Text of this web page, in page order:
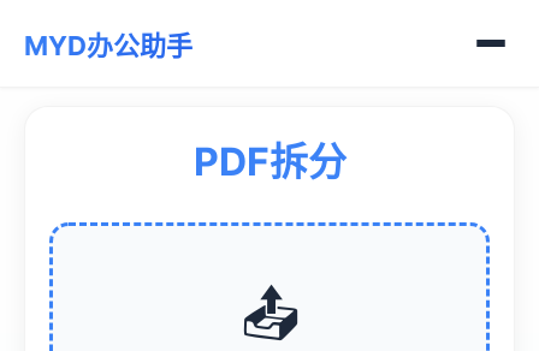
MYD办公助手
PDF拆分
📤